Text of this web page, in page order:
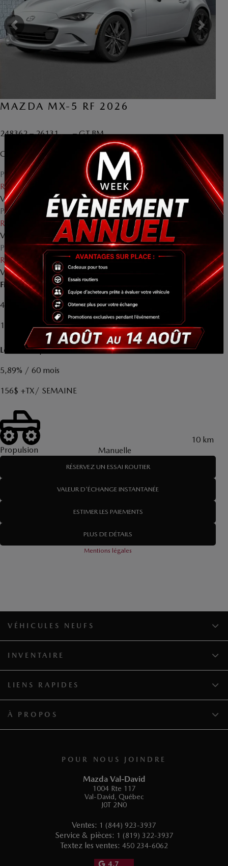
Précédent
MAZDA MX-5 RF 2026
248362 – 26131 – GT BM
GT BM
PDSF* 52 690$
Rabais
3 000$
Votre prix
49 690$
PDSF*
$
Rabais
Votre prix
PDSF*
52 690
Rabais
3 000$
Votre prix
49 690$
Financement
à partir de
4,99% / 84 mois
162 +TX/ SEMAINE
Locationà partir de
5,89% / 60 mois
156$ +TX/ SEMAINE
Propulsion Manuelle
10 km
RÉSERVEZ UN ESSAI ROUTIER
VALEUR D'ÉCHANGE INSTANTANÉE
ESTIMER LES PAIEMENTS
PLUS DE DÉTAILS
Mentions légales
POUR NOUS JOINDRE
Mazda Val-David
1004 Rte 117
Val-David, Québec
J0T 2N0
Ventes: 1 (844) 923-3937
Service & pièces: 1 (819) 322-3937
Textez les ventes: 450 234-6062
4.7
VÉHICULES NEUFS
INVENTAIRE
LIENS RAPIDES
À PROPOS